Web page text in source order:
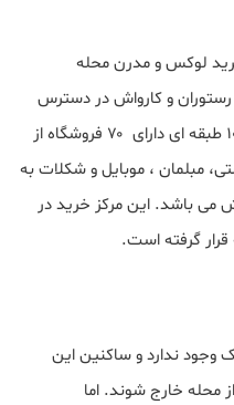
خرید لوکس و مدرن محله
رستوران و کارواش در دسترس
اهالی محله قرار دارد. این مرکز خرید ۱۰ طبقه ای دارای ۷۰ فروشگاه از
مبلمان ، موبایل و شکلات به
می باشد. این مرکز خرید در
گرفته است.
وجود ندارد و ساکنین این
محله خارج شوند. اما